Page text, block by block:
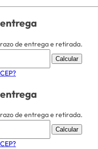
de entrega e retirada.
Calcular
de entrega e retirada.
Calcular